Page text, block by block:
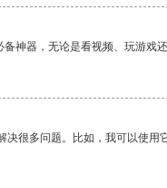
神器，无论是看视频、玩游戏
很多问题。比如，我可以使用